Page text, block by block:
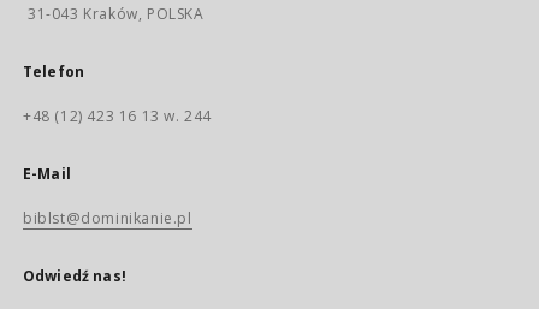
31-043 Kraków, POLSKA
Telefon
+48 (12) 423 16 13 w. 244
E-Mail
biblst@dominikanie.pl
Odwiedź nas!